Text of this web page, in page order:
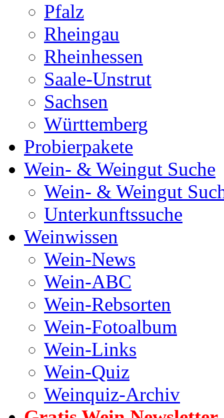
Pfalz
Rheingau
Rheinhessen
Saale-Unstrut
Sachsen
Württemberg
Probierpakete
Wein- & Weingut Suche
Wein- & Weingut
Unterkunftssuche
Weinwissen
Wein-News
Wein-ABC
Wein-Rebsorten
Wein-Fotoalbum
Wein-Links
Wein-Quiz
Weinquiz-Archiv